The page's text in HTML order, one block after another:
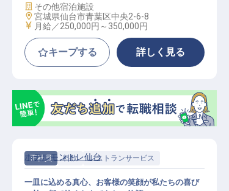
施設業態
その他宿泊施設
勤務地
宮城県仙台市青葉区中央2-6-8
給与
月給／250,000円～ 350,000円
キープする 詳しく見る
正社員 料飲 レストランサービス
ホテルモントレ仙台
一皿に込める真心、お客様の笑顔が私たちの喜び